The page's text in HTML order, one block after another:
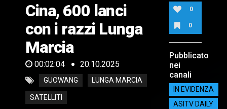
4
seconds
Cina, 600 lanci
con i razzi Lunga
Marcia
00:02:04 20.10.2025
GUOWANG LUNGA MARCIA
SATELLITI
0
0
Pubblicato
nei
canali
IN EVIDENZA
ASITV DAILY